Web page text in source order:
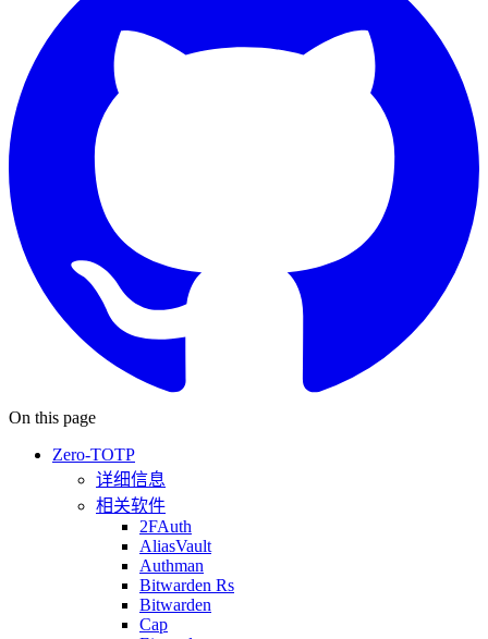
On this page
Zero-TOTP
详细信息
相关软件
2FAuth
AliasVault
Authman
Bitwarden Rs
Bitwarden
Cap